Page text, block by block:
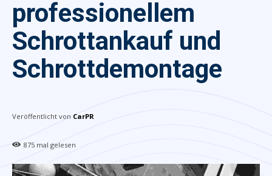
professionellem
Schrottankauf und
Schrottdemontage
Veröffentlicht von CarPR
875 mal gelesen